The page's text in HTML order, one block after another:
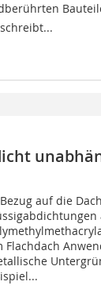
auf die
Flachdach